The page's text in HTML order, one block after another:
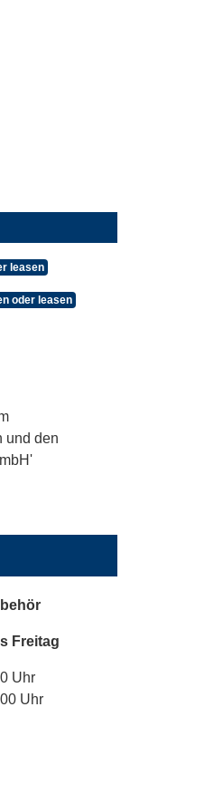
leasen
oder leasen
und den
Freitag
Uhr
Uhr